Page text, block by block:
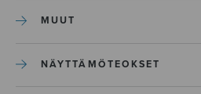
MUUT
NÄYTTÄMÖTEOKSET